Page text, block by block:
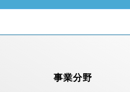
事業分野